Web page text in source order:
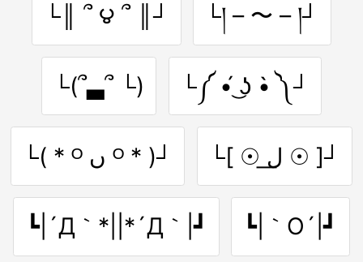
└║ ՞ ౪ ՞ ║┘ └། – 〜 – །┘
└(՞▃՞ └) └༼ •́ ͜ʖ •̀ ༽┘
└( * ᴼ ں ᴼ * )┘ └[ ☉ ل͟ ☉ ]┘
┗|´Д｀*||*´Д｀|┛ ┗|｀O´|┛